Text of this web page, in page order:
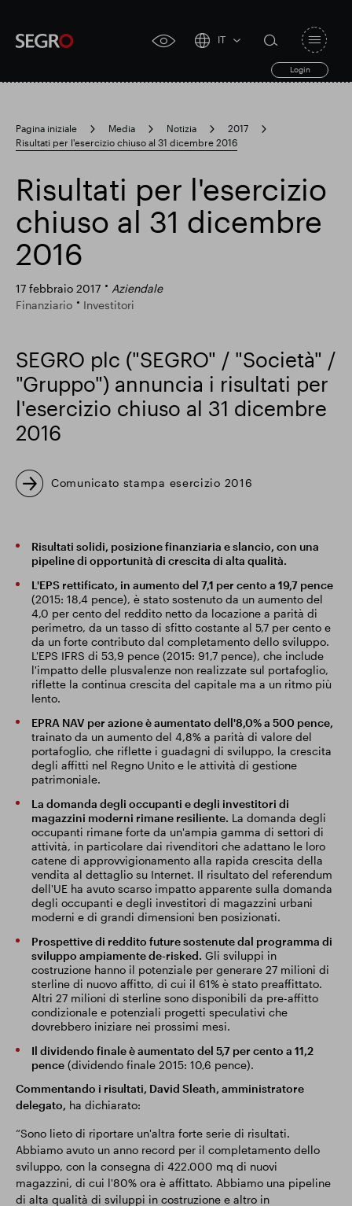
accessibility
IT
Login
search
form
Submit
search
Search
Ricerca popolare
Responsabile SEGRO
Slough proprietà commerciale
Risultati finanziari
Aggiornamento commerciale
toggle
Pagina iniziale Media Notizia
2017
Risultati per l'esercizio chiuso al 31 dicembre 2016
Risultati per l'esercizio
chiuso al 31 dicembre
2016
17 febbraio 2017
Aziendale
Finanziario
Investitori
SEGRO plc ("SEGRO" / "Società" /
"Gruppo") annuncia i risultati per
l'esercizio chiuso al 31 dicembre
2016
Comunicato stampa esercizio 2016
Risultati solidi, posizione finanziaria e slancio, con una
pipeline di opportunità di crescita di alta qualità.
L'EPS rettificato, in aumento del 7,1 per cento a 19,7 pence
(2015: 18,4 pence), è stato sostenuto da un aumento del
4,0 per cento del reddito netto da locazione a parità di
perimetro, da un tasso di sfitto costante al 5,7 per cento e
da un forte contributo dal completamento dello sviluppo.
L'EPS IFRS di 53,9 pence (2015: 91,7 pence), che include
l'impatto delle plusvalenze non realizzate sul portafoglio,
riflette la continua crescita del capitale ma a un ritmo più
lento.
EPRA NAV per azione è aumentato dell'8,0% a 500 pence,
trainato da un aumento del 4,8% a parità di valore del
portafoglio, che riflette i guadagni di sviluppo, la crescita
degli affitti nel Regno Unito e le attività di gestione
patrimoniale.
La domanda degli occupanti e degli investitori di
magazzini moderni rimane resiliente. La domanda degli
occupanti rimane forte da un'ampia gamma di settori di
attività, in particolare dai rivenditori che adattano le loro
catene di approvvigionamento alla rapida crescita della
vendita al dettaglio su Internet. Il risultato del referendum
dell'UE ha avuto scarso impatto apparente sulla domanda
degli occupanti e degli investitori di magazzini urbani
moderni e di grandi dimensioni ben posizionati.
Prospettive di reddito future sostenute dal programma di
sviluppo ampiamente de-risked. Gli sviluppi in
costruzione hanno il potenziale per generare 27 milioni di
sterline di nuovo affitto, di cui il 61% è stato preaffittato.
Altri 27 milioni di sterline sono disponibili da pre-affitto
condizionale e potenziali progetti speculativi che
dovrebbero iniziare nei prossimi mesi.
Il dividendo finale è aumentato del 5,7 per cento a 11,2
pence (dividendo finale 2015: 10,6 pence).
Commentando i risultati, David Sleath, amministratore
delegato, ha dichiarato:
“Sono lieto di riportare un'altra forte serie di risultati.
Abbiamo avuto un anno record per il completamento dello
sviluppo, con la consegna di 422.000 mq di nuovi
magazzini, di cui l'80% ora è affittato. Abbiamo una pipeline
di alta qualità di sviluppi in costruzione e altro in